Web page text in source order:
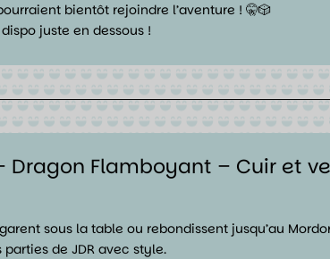
bientôt rejoindre l’aventure ! 🤫🎲
juste en dessous !
Dragon Flamboyant – Cuir et
sous la table ou rebondissent jusqu’au
de JDR avec style.